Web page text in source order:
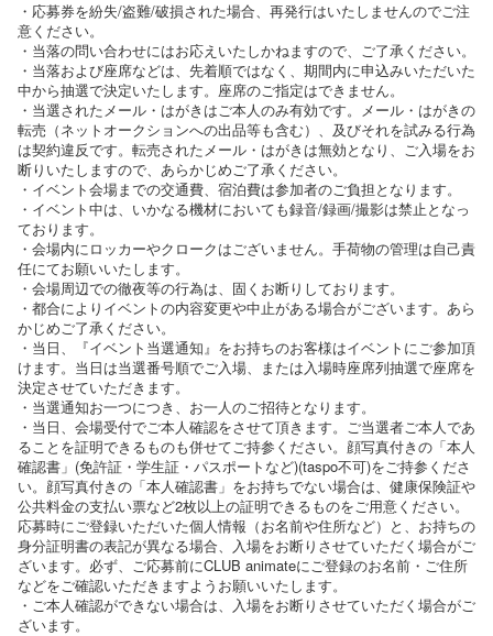
・応募券を紛失/盗難/破損された場合、再発行はいたしませんのでご注
意ください。
・当落の問い合わせにはお応えいたしかねますので、ご了承ください。
・当落および座席などは、先着順ではなく、期間内に申込みいただいた
中から抽選で決定いたします。座席のご指定はできません。
・当選されたメール・はがきはご本人のみ有効です。メール・はがきの
転売（ネットオークションへの出品等も含む）、及びそれを試みる行為
は契約違反です。転売されたメール・はがきは無効となり、ご入場をお
断りいたしますので、あらかじめご了承ください。
・イベント会場までの交通費、宿泊費は参加者のご負担となります。
・イベント中は、いかなる機材においても録音/録画/撮影は禁止となっ
ております。
・会場内にロッカーやクロークはございません。手荷物の管理は自己責
任にてお願いいたします。
・会場周辺での徹夜等の行為は、固くお断りしております。
・都合によりイベントの内容変更や中止がある場合がございます。あら
かじめご了承ください。
・当日、『イベント当選通知』をお持ちのお客様はイベントにご参加頂
けます。当日は当選番号順でご入場、または入場時座席列抽選で座席を
決定させていただきます。
・当選通知お一つにつき、お一人のご招待となります。
・当日、会場受付でご本人確認をさせて頂きます。ご当選者ご本人であ
ることを証明できるものも併せてご持参ください。顔写真付きの「本人
確認書」(免許証・学生証・パスポートなど)(taspo不可)をご持参くださ
い。顔写真付きの「本人確認書」をお持ちでない場合は、健康保険証や
公共料金の支払い票など2枚以上の証明できるものをご用意ください。
応募時にご登録いただいた個人情報（お名前や住所など）と、お持ちの
身分証明書の表記が異なる場合、入場をお断りさせていただく場合がご
ざいます。必ず、ご応募前にCLUB animateにご登録のお名前・ご住所
などをご確認いただきますようお願いいたします。
・ご本人確認ができない場合は、入場をお断りさせていただく場合がご
ざいます。